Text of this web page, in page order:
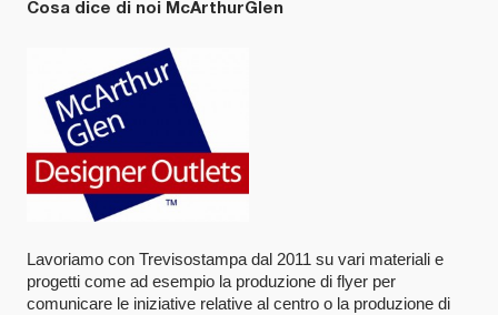
Cosa dice di noi McArthurGlen
Lavoriamo con Trevisostampa dal 2011 su vari materiali e
progetti come ad esempio la produzione di flyer per
comunicare le iniziative relative al centro o la produzione di